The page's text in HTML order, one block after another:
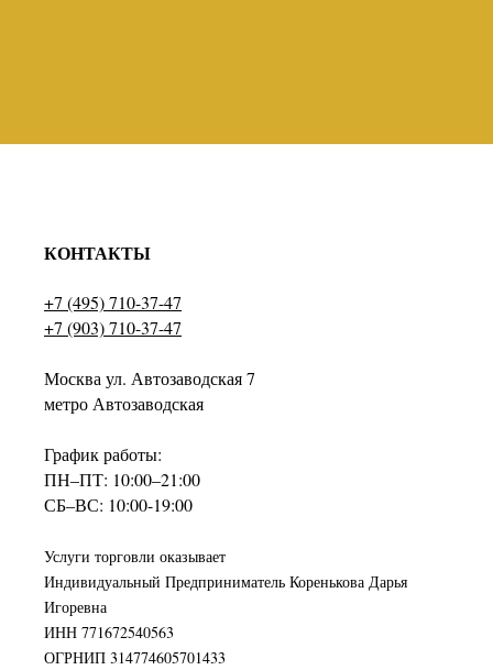
КОНТАКТЫ
+7 (495) 710-37-47
+7 (903) 710-37-47
Москва ул. Автозаводская 7
метро Автозаводская
График работы:
ПН–ПТ: 10:00–21:00
СБ–ВС: 10:00-19:00
Услуги торговли оказывает
Индивидуальный Предприниматель Коренькова Дарья
Игоревна
ИНН 771672540563
ОГРНИП 314774605701433